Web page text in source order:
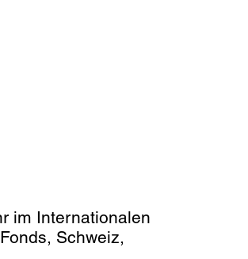
im Internationalen
Schweiz,